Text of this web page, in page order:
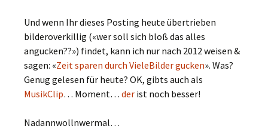
Und wenn Ihr dieses Posting heute übertrieben
bilderoverkillig («wer soll sich bloß das alles
angucken??») findet, kann ich nur nach 2012 weisen &
sagen: «Zeit sparen durch VieleBilder gucken». Was?
Genug gelesen für heute? OK, gibts auch als
MusikClip… Moment… der ist noch besser!
Nadannwollnwermal…